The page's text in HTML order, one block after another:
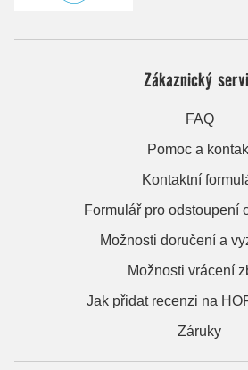
Zákaznický
FAQ
Pomoc a
Kontaktní
Formulář pro odstoupení
Možnosti doručení a
Možnosti vrácení
Jak přidat recenzi na
Záruky